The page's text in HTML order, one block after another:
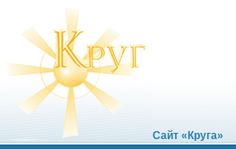
Сайт «Круга»